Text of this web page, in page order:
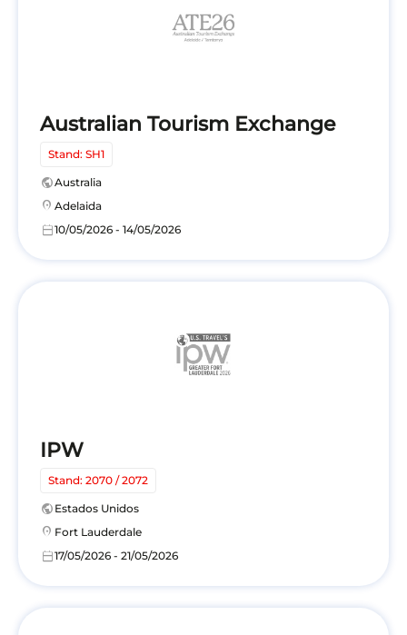
Australian Tourism Exchange
Stand: SH1
publicAustralia
location_on Adelaida
calendar_today10/05/2026 - 14/05/2026
IPW
Stand: 2070 / 2072
public Estados Unidos
location_on Fort Lauderdale
calendar_today17/05/2026 - 21/05/2026